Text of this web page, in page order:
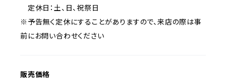
定休日：土、日、祝祭日
※予告無く定休にすることがありますので、来店の際は事
前にお問い合わせください
販売価格